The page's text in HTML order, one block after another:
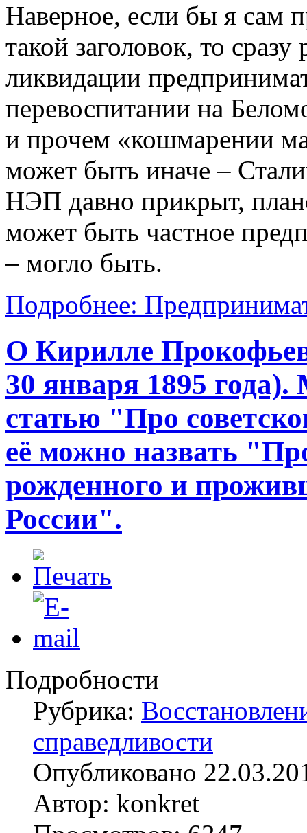
Наверное, если бы я сам
такой заголовок, то
ликвидации
перевоспитании на
и прочем «кошмарении
может быть иначе –
НЭП давно прикрыт,
может быть частное
– могло быть.
Подробнее:
О Кирилле
30 января 1895
статью "Про
её можно назвать
рожденного и
России".
Подробности
Рубрика:
справедливости
Опубликовано
Автор: konkret